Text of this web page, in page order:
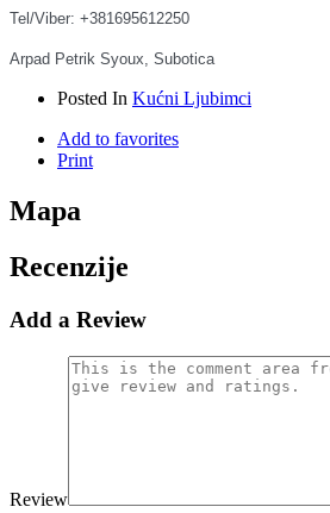
Tel/Viber: +381695612250
Arpad Petrik Syoux, Subotica
Posted In Kućni Ljubimci
Add to favorites
Print
Mapa
Recenzije
Add a Review
Review